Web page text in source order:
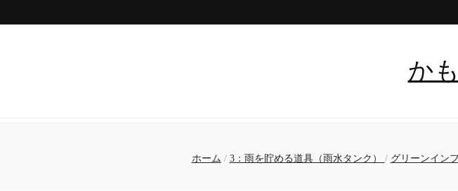
か
ホーム / 3：雨を貯める道具（雨水タンク） / グリーンイン